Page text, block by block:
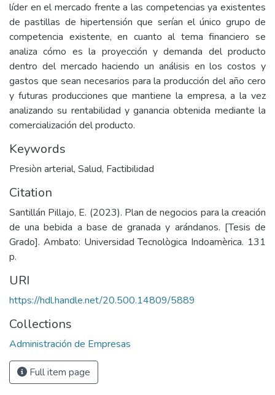
líder en el mercado frente a las competencias ya existentes
de pastillas de hipertensión que serían el único grupo de
competencia existente, en cuanto al tema financiero se
analiza cómo es la proyección y demanda del producto
dentro del mercado haciendo un análisis en los costos y
gastos que sean necesarios para la producción del año cero
y futuras producciones que mantiene la empresa, a la vez
analizando su rentabilidad y ganancia obtenida mediante la
comercialización del producto.
Keywords
Presiòn arterial, Salud, Factibilidad
Citation
Santillán Pillajo, E. (2023). Plan de negocios para la creación
de una bebida a base de granada y arándanos. [Tesis de
Grado]. Ambato: Universidad Tecnològica Indoamèrica. 131
p.
URI
https://hdl.handle.net/20.500.14809/5889
Collections
Administración de Empresas
Full item page